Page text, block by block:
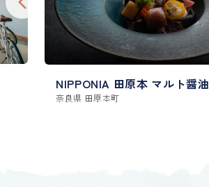
NIPPONIA 田原本 マルト醤油
奈良県 田原本町